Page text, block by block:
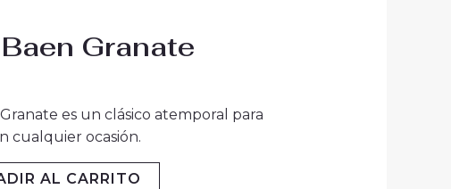
Granate
es un clásico atemporal para
cualquier ocasión.
AL CARRITO